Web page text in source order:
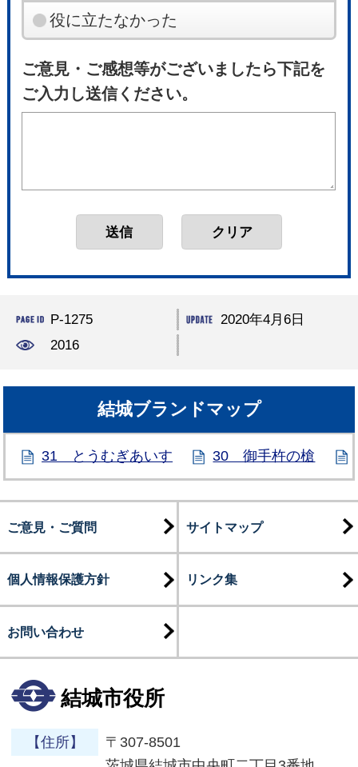
役に立たなかった
ご意見・ご感想等がございましたら下記を
ご入力し送信ください。
P-1275
2020年4月6日
2016
結城ブランドマップ
31 とうむぎあいす 30 御手杵の槍
ご意見・ご質問 サイトマップ
個人情報保護方針 リンク集
お問い合わせ
結城市役所
【住所】
〒307-8501